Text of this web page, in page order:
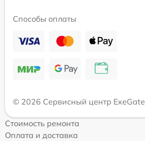
Способы оплаты
© 2026 Сервисный центр ExeGate
Стоимость ремонта
Оплата и доставка